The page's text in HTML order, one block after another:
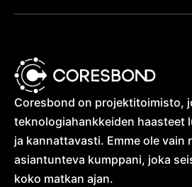
Coresbond on projektitoimisto,
teknologia­hankkeiden haasteet
ja kannattavasti. Emme ole vain
asiantunteva kumppani, joka
koko matkan ajan.